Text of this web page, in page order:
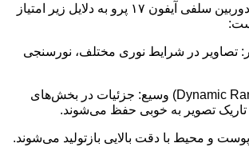
به گفته DxOMark، دوربین سلفی آیفون ۱۷ پرو به دلایل زیر امتیاز
تصاویر در شرایط نوری مختلف، نورسنجی
دامنه دینامیکی (Dynamic Range) وسیع: جزئیات در بخش‌های
تصویر به خوبی حفظ می‌شوند.
و محیط با دقت بالایی بازتولید می‌شوند.